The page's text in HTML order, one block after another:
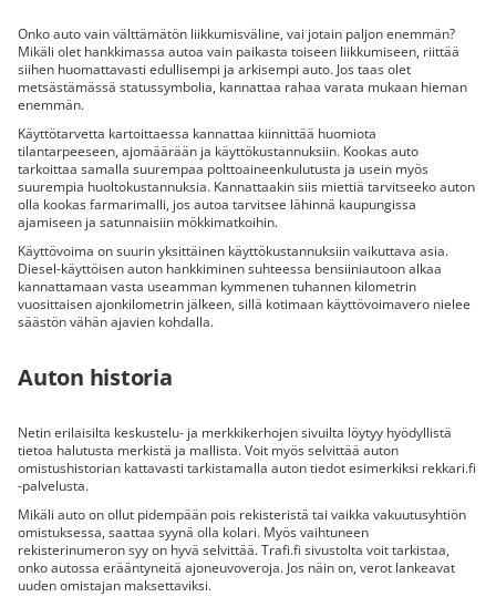
Onko auto vain välttämätön liikkumisväline, vai jotain paljon enemmän?
Mikäli olet hankkimassa autoa vain paikasta toiseen liikkumiseen, riittää
siihen huomattavasti edullisempi ja arkisempi auto. Jos taas olet
metsästämässä statussymbolia, kannattaa rahaa varata mukaan hieman
enemmän.
Käyttötarvetta kartoittaessa kannattaa kiinnittää huomiota
tilantarpeeseen, ajomäärään ja käyttökustannuksiin. Kookas auto
tarkoittaa samalla suurempaa polttoaineenkulutusta ja usein myös
suurempia huoltokustannuksia. Kannattaakin siis miettiä tarvitseeko auton
olla kookas farmarimalli, jos autoa tarvitsee lähinnä kaupungissa
ajamiseen ja satunnaisiin mökkimatkoihin.
Käyttövoima on suurin yksittäinen käyttökustannuksiin vaikuttava asia.
Diesel-käyttöisen auton hankkiminen suhteessa bensiiniautoon alkaa
kannattamaan vasta useamman kymmenen tuhannen kilometrin
vuosittaisen ajonkilometrin jälkeen, sillä kotimaan käyttövoimavero nielee
säästön vähän ajavien kohdalla.
Auton historia
Netin erilaisilta keskustelu- ja merkkikerhojen sivuilta löytyy hyödyllistä
tietoa halutusta merkistä ja mallista. Voit myös selvittää auton
omistushistorian kattavasti tarkistamalla auton tiedot esimerkiksi rekkari.fi
-palvelusta.
Mikäli auto on ollut pidempään pois rekisteristä tai vaikka vakuutusyhtiön
omistuksessa, saattaa syynä olla kolari. Myös vaihtuneen
rekisterinumeron syy on hyvä selvittää. Trafi.fi sivustolta voit tarkistaa,
onko autossa erääntyneitä ajoneuvoveroja. Jos näin on, verot lankeavat
uuden omistajan maksettaviksi.